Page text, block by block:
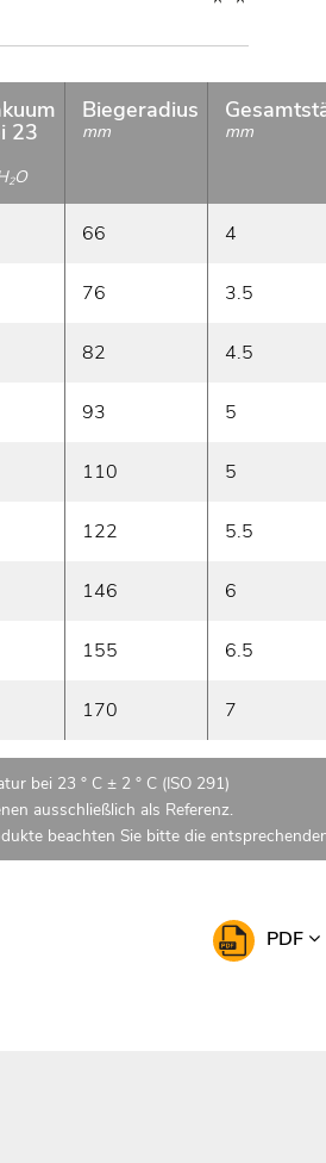
23
2O
Biegeradius
mm mm
66 4
76 3.5
82 4.5
93 5
110 5
122 5.5
146 6
155 6.5
170 7
bei 23 ° C ± 2 ° C (ISO 291)
ausschließlich als Referenz.
beachten Sie bitte die
PDF